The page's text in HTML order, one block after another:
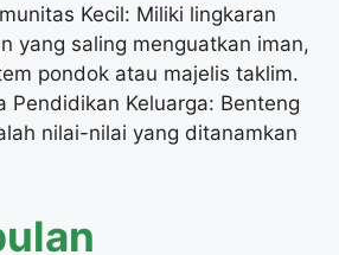
Kecil: Miliki lingkaran
yang saling menguatkan iman,
pondok atau majelis taklim.
Pendidikan Keluarga: Benteng
nilai-nilai yang ditanamkan